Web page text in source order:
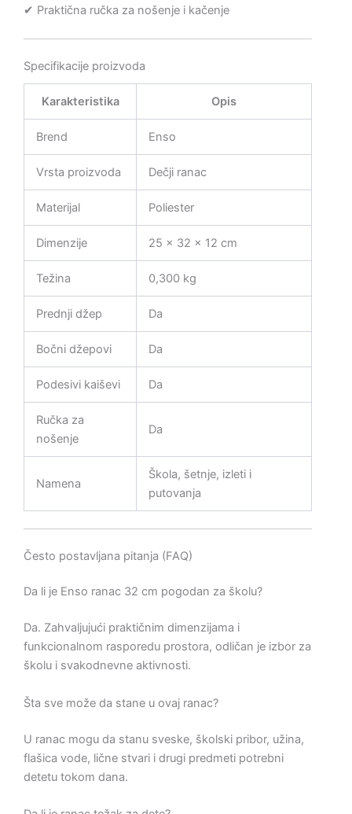
✔ Praktična ručka za nošenje i kačenje
Specifikacije proizvoda
Karakteristika Opis
Brend Enso
Vrsta proizvoda Dečji ranac
Materijal Poliester
Dimenzije 25 × 32 × 12 cm
Težina 0,300 kg
Prednji džep Da
Bočni džepovi Da
Podesivi kaiševi Da
Ručka za
nošenje
Da
Namena
Škola, šetnje, izleti i
putovanja
Često postavljana pitanja (FAQ)
Da li je Enso ranac 32 cm pogodan za školu?
Da. Zahvaljujući praktičnim dimenzijama i
funkcionalnom rasporedu prostora, odličan je izbor za
školu i svakodnevne aktivnosti.
Šta sve može da stane u ovaj ranac?
U ranac mogu da stanu sveske, školski pribor, užina,
flašica vode, lične stvari i drugi predmeti potrebni
detetu tokom dana.